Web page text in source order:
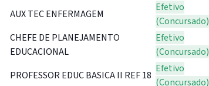
AUX TEC ENFERMAGEM
Efetivo
(Concursado)
CHEFE DE PLANEJAMENTO
EDUCACIONAL
Efetivo
(Concursado)
PROFESSOR EDUC BASICA II REF 18
Efetivo
(Concursado)